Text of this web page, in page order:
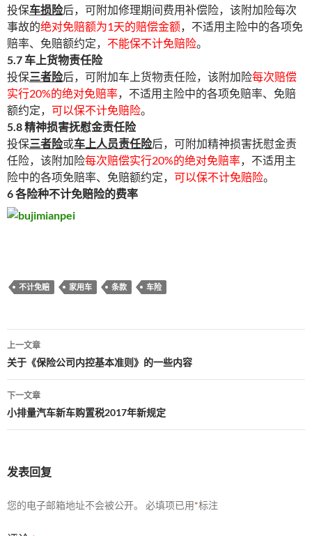
投保车损险后，可附加修理期间费用补偿险，该附加险每次
事故的绝对免赔额为1天的赔偿金额，不适用主险中的各项免
赔率、免赔额约定， 不能保不计免赔险。
5.7 车上货物责任险
投保三者险后，可附加车上货物责任险，该附加险每次赔偿
实行20%的绝对免赔率，不适用主险中的各项免赔率、免赔
额约定， 可以保不计免赔险。
5.8 精神损害抚慰金责任险
投保三者险或车上人员责任险后，可附加精神损害抚慰金责
任险，该附加险每次赔偿实行20%的绝对免赔率，不适用主
险中的各项免赔率、免赔额约定， 可以保不计免赔险。
6 各险种不计免赔险的费率
不计免赔 家用车 条款 车险
文
章
导
航
上一文章
关于《保险公司内控基本准则》的一些内容
下一文章
小排量汽车新车购置税2017年新规定
发表回复
您的电子邮箱地址不会被公开。 必填项已用*标注